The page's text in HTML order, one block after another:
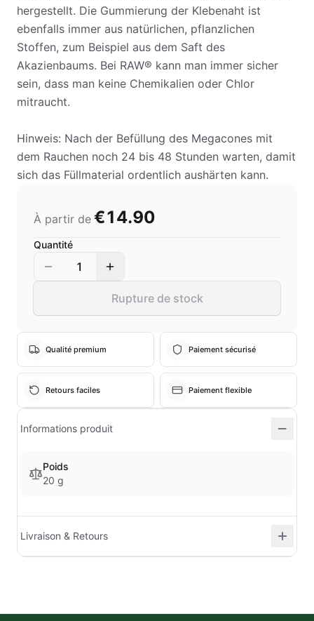
hergestellt. Die Gummierung der Klebenaht ist
ebenfalls immer aus natürlichen, pflanzlichen
Stoffen, zum Beispiel aus dem Saft des
Akazienbaums. Bei RAW® kann man immer sicher
sein, dass man keine Chemikalien oder Chlor
mitraucht.
Hinweis: Nach der Befüllung des Megacones mit
dem Rauchen noch 24 bis 48 Stunden warten, damit
sich das Füllmaterial ordentlich aushärten kann.
À partir de €14.90
Quantité
1
Rupture de stock
Qualité premium Paiement sécurisé
Retours faciles Paiement flexible
Informations produit
Poids
20 g
Livraison & Retours